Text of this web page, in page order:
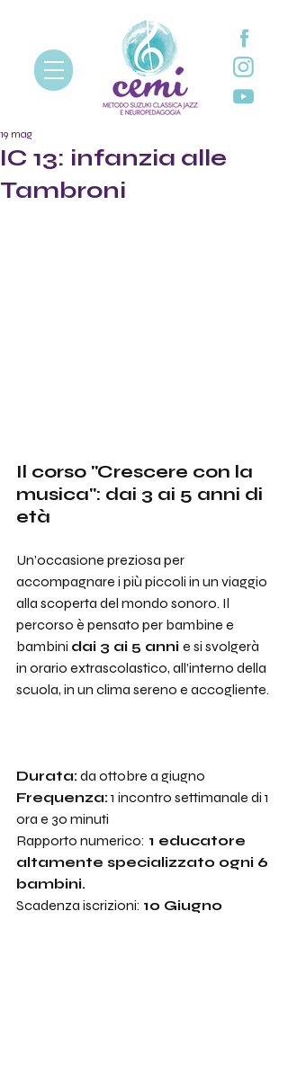
IC 13: infanzia alle
Tambroni
19 mag
Il corso "Crescere con la
musica": dai 3 ai 5 anni di
età
Un’occasione preziosa per
accompagnare i più piccoli in un viaggio
alla scoperta del mondo sonoro. Il
percorso è pensato per bambine e
bambini dai 3 ai 5 anni e si svolgerà
in orario extrascolastico, all’interno della
scuola, in un clima sereno e accogliente.
Durata: da ottobre a giugno
Frequenza: 1 incontro settimanale di 1
ora e 30 minuti
Rapporto numerico: 1 educatore
altamente specializzato ogni 6
bambini.
Scadenza iscrizioni: 10 Giugno